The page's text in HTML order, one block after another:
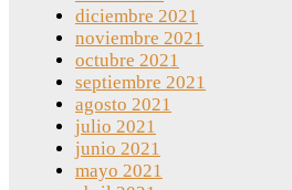
diciembre 2021
noviembre 2021
octubre 2021
septiembre 2021
agosto 2021
julio 2021
junio 2021
mayo 2021